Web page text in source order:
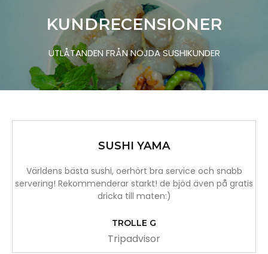
KUNDRECENSIONER
UTLÅTANDEN FRÅN NÖJDA SUSHIKUNDER
SUSHI YAMA
Världens bästa sushi, oerhört bra service och snabb
servering! Rekommenderar starkt! de bjöd även på gratis
dricka till maten:)
TROLLE G
Tripadvisor